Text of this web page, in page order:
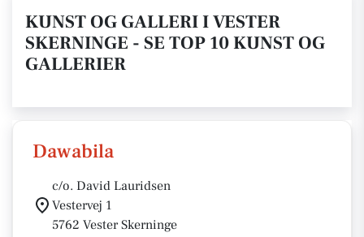
KUNST OG GALLERI I VESTER
SKERNINGE - SE TOP 10 KUNST OG
GALLERIER
Dawabila
c/o. David Lauridsen
Vestervej 1
5762 Vester Skerninge